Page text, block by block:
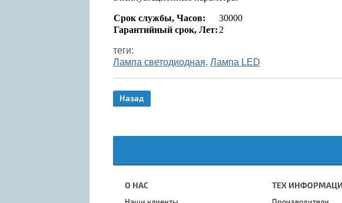
Срок службы, Часов:
30000
Гарантийный срок, Лет: 2
теги:
Лампа светодиодная, Лампа LED
Назад
О НАС ТЕХ